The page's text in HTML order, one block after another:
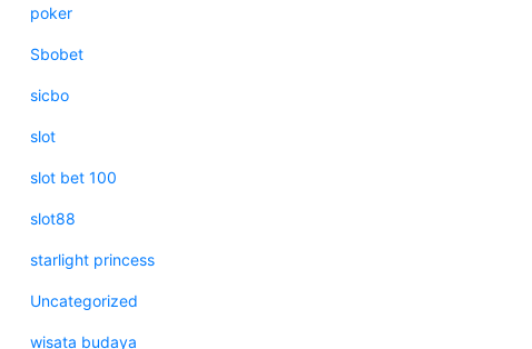
poker
Sbobet
sicbo
slot
slot bet 100
slot88
starlight princess
Uncategorized
wisata budaya